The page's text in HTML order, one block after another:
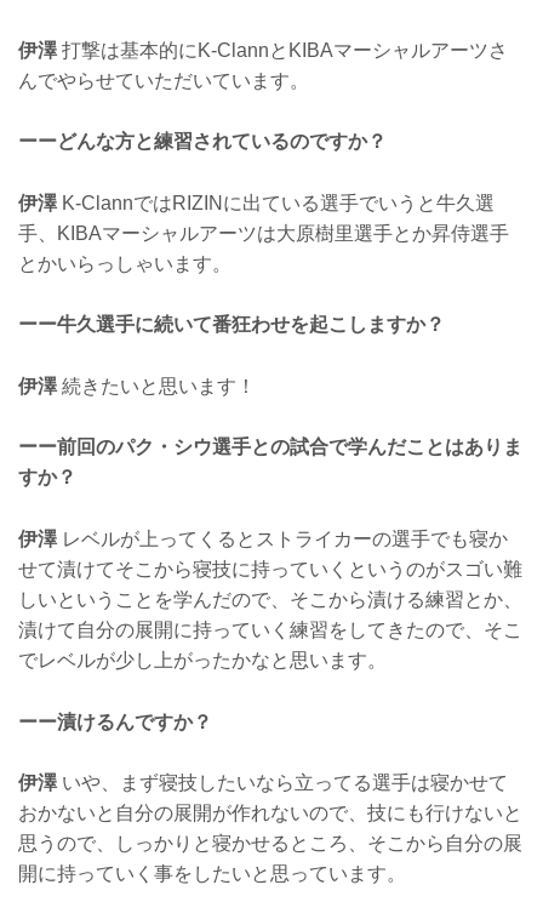
伊澤打撃は基本的にK-ClannとKIBAマーシャルアーツさ
んでやらせていただいています。
ーーどんな方と練習されているのですか？
伊澤K-ClannではRIZINに出ている選手でいうと牛久選
手、KIBAマーシャルアーツは大原樹里選手とか昇侍選手
とかいらっしゃいます。
ーー牛久選手に続いて番狂わせを起こしますか？
伊澤続きたいと思います！
ーー前回のパク・シウ選手との試合で学んだことはありま
すか？
伊澤レベルが上ってくるとストライカーの選手でも寝か
せて漬けてそこから寝技に持っていくというのがスゴい難
しいということを学んだので、そこから漬ける練習とか、
漬けて自分の展開に持っていく練習をしてきたので、そこ
でレベルが少し上がったかなと思います。
ーー漬けるんですか？
伊澤いや、まず寝技したいなら立ってる選手は寝かせて
おかないと自分の展開が作れないので、技にも行けないと
思うので、しっかりと寝かせるところ、そこから自分の展
開に持っていく事をしたいと思っています。